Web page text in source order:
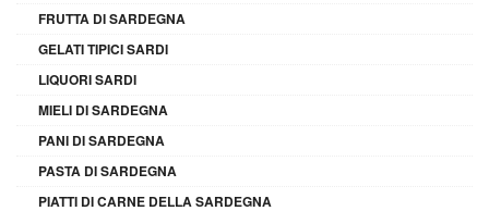
FRUTTA DI SARDEGNA
GELATI TIPICI SARDI
LIQUORI SARDI
MIELI DI SARDEGNA
PANI DI SARDEGNA
PASTA DI SARDEGNA
PIATTI DI CARNE DELLA SARDEGNA